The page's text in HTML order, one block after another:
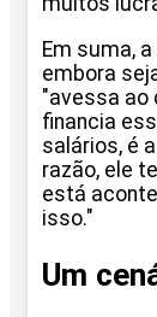
Em suma,
embora
"avessa ao
financia
salários, é
razão, ele
está
isso."
Um